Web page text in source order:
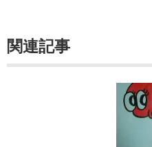
関連記事